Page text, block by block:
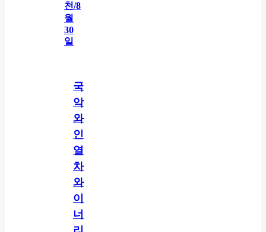
국
악
와
인
열
차
와
이
너